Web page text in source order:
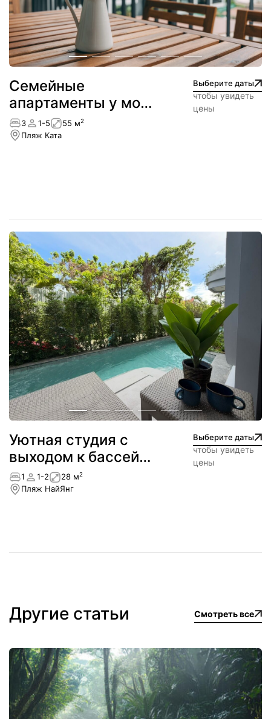
Семейные
апартаменты у моря
— пляж Ката
Выберите даты
чтобы увидеть
цены
3 1-5 55 м2
Пляж Ката
Уютная студия с
выходом к бассейну
— NEW!
Выберите даты
чтобы увидеть
цены
1 1-2 28 м2
Пляж НайЯнг
Другие статьи Смотреть все